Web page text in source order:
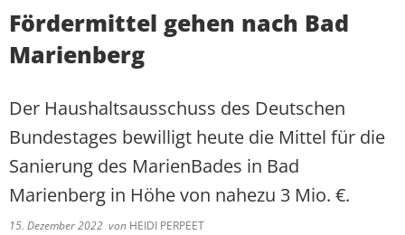
Fördermittel gehen nach Bad
Marienberg
Der Haushaltsausschuss des Deutschen
Bundestages bewilligt heute die Mittel für die
Sanierung des MarienBades in Bad
Marienberg in Höhe von nahezu 3 Mio. €.
15. Dezember 2022 von HEIDI PERPEET